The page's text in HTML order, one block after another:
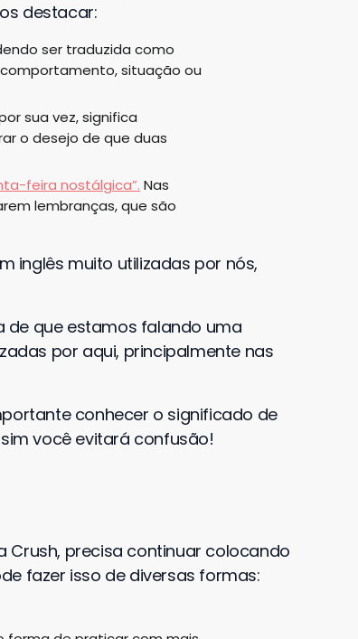
destacar:
ser traduzida como
situação ou
sua vez, significa
o desejo de que duas
feira nostálgica”. Nas
lembranças, que são
inglês muito utilizadas por nós,
de que estamos falando uma
por aqui, principalmente nas
conhecer o significado de
você evitará confusão!
Crush, precisa continuar colocando
fazer isso de diversas formas: